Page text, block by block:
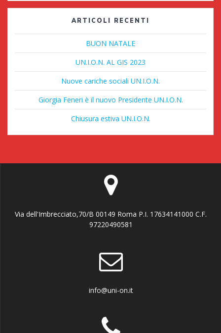
ARTICOLI RECENTI
BUON NATALE
UN.I.O.N. AL GIS 2023
Nuove cariche sociali UN.I.O.N.
Giorgia Feneri è il nuovo Presidente UN.I.O.N.
Chiusura estiva UN.I.O.N.
Via dell'Imbrecciato,70/B 00149 Roma P.I. 17634141000 C.F.
97220490581
info@uni-on.it